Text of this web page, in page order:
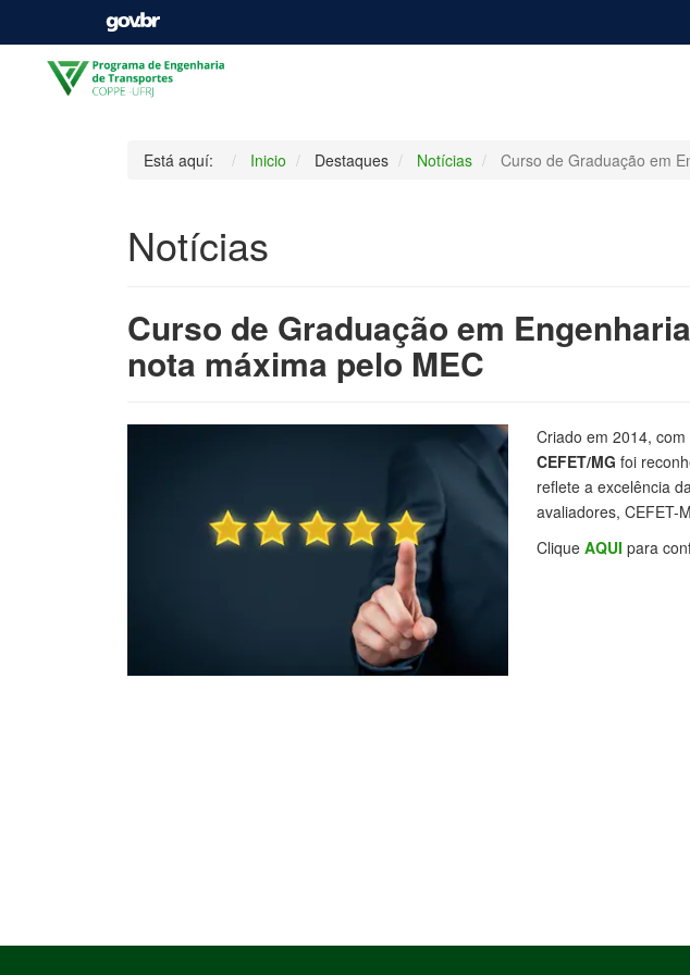
Está aquí: Inicio Destaques Notícias Curso de Graduação em
Notícias
Curso de Graduação em
nota máxima pelo MEC
Criado em 2014,
CEFET/MG foi
reflete a excelência
avaliadores, CEFET-
Clique AQUI para